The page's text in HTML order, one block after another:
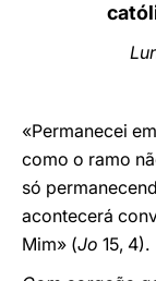
«Permanecei
como o ramo
só
acontecerá
Mim» (Jo 15, 4).